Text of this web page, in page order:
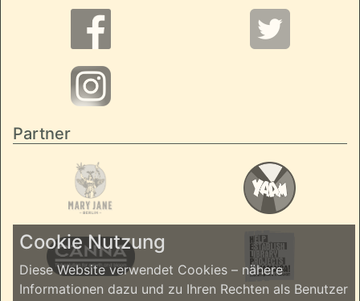
Partner
Cookie Nutzung
Diese Website verwendet Cookies – nähere
Informationen dazu und zu Ihren Rechten als Benutzer